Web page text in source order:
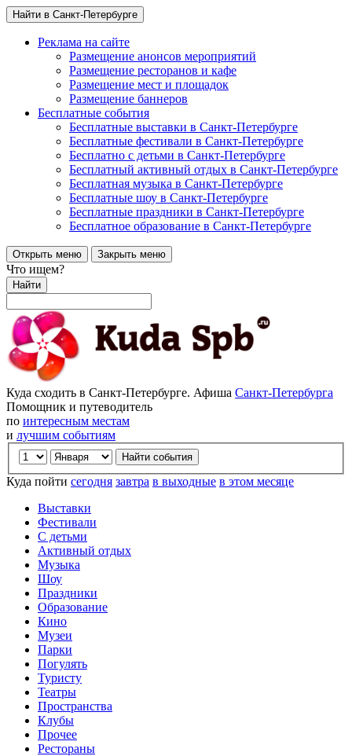
Найти в Санкт-Петербурге
Реклама на сайте
Размещение анонсов мероприятий
Размещение ресторанов и кафе
Размещение мест и площадок
Размещение баннеров
Бесплатные события
Бесплатные выставки в Санкт-Петербурге
Бесплатные фестивали в Санкт-Петербурге
Бесплатно с детьми в Санкт-Петербурге
Бесплатный активный отдых в Санкт-Петербурге
Бесплатная музыка в Санкт-Петербурге
Бесплатные шоу в Санкт-Петербурге
Бесплатные праздники в Санкт-Петербурге
Бесплатное образование в Санкт-Петербурге
Открыть меню Закрыть меню
Что ищем?
Найти
Куда сходить в Санкт-Петербурге. Афиша Санкт-Петербурга
Помощник и путеводитель
по интересным местам
и лучшим событиям
Куда пойти сегодня завтра в выходные в этом месяце
Выставки
Фестивали
С детьми
Активный отдых
Музыка
Шоу
Праздники
Образование
Кино
Музеи
Парки
Погулять
Туристу
Театры
Пространства
Клубы
Прочее
Рестораны